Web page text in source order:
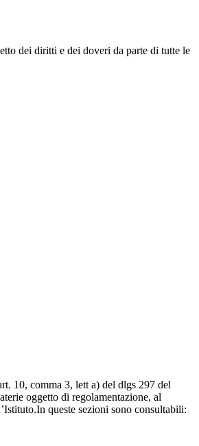
dei diritti e dei doveri da parte di tutte le
10, comma 3, lett a) del dlgs 297 del
oggetto di regolamentazione, al
queste sezioni sono consultabili: